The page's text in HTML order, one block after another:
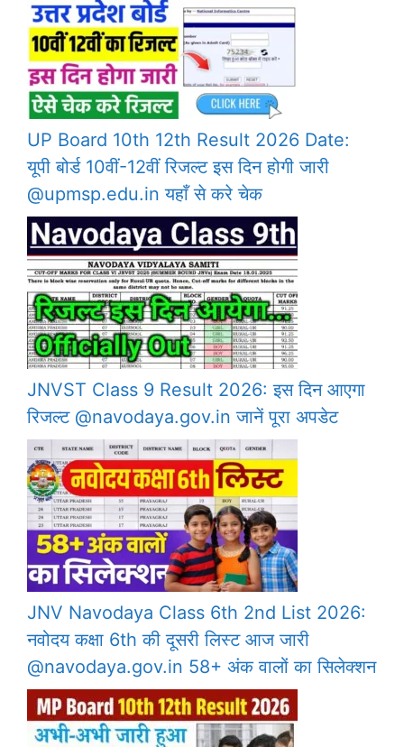
UP Board 10th 12th Result 2026 Date:
यूपी बोर्ड 10वीं-12वीं रिजल्ट इस दिन होगी जारी
@upmsp.edu.in यहाँ से करे चेक
JNVST Class 9 Result 2026: इस दिन आएगा
रिजल्ट @navodaya.gov.in जानें पूरा अपडेट
JNV Navodaya Class 6th 2nd List 2026:
नवोदय कक्षा 6th की दूसरी लिस्ट आज जारी
@navodaya.gov.in 58+ अंक वालों का सिलेक्शन